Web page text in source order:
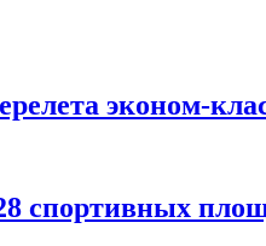
эконом-
спортивных